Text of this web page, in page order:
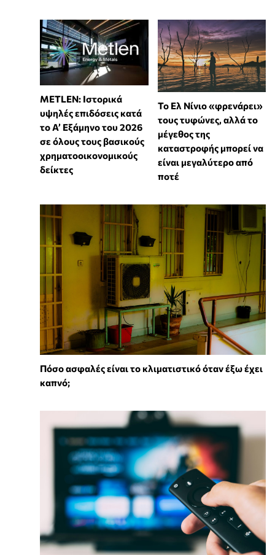
METLEN: Ιστορικά
υψηλές επιδόσεις κατά
το Α’ Εξάμηνο του 2026
σε όλους τους βασικούς
χρηματοοικονομικούς
δείκτες
Το Ελ Νίνιο «φρενάρει»
τους τυφώνες, αλλά το
μέγεθος της
καταστροφής μπορεί να
είναι μεγαλύτερο από
ποτέ
Πόσο ασφαλές είναι το κλιματιστικό όταν έξω έχει
καπνό;